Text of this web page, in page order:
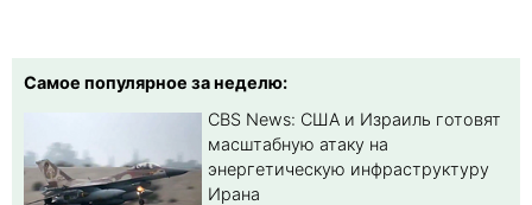
Самое популярное за неделю:
CBS News: США и Израиль готовят
масштабную атаку на
энергетическую инфраструктуру
Ирана